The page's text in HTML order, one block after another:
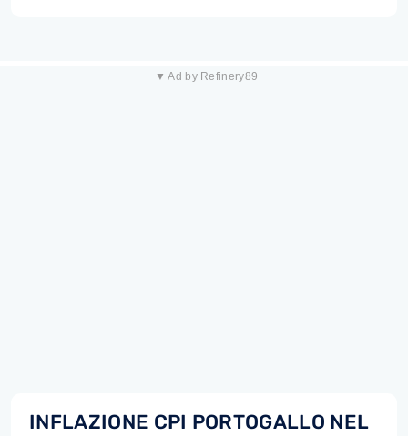
▼ Ad by Refinery89
INFLAZIONE CPI PORTOGALLO NEL